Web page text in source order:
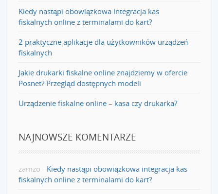
Kiedy nastąpi obowiązkowa integracja kas
fiskalnych online z terminalami do kart?
2 praktyczne aplikacje dla użytkowników urządzeń
fiskalnych
Jakie drukarki fiskalne online znajdziemy w ofercie
Posnet? Przegląd dostępnych modeli
Urządzenie fiskalne online – kasa czy drukarka?
NAJNOWSZE KOMENTARZE
zamzo - Kiedy nastąpi obowiązkowa integracja kas
fiskalnych online z terminalami do kart?